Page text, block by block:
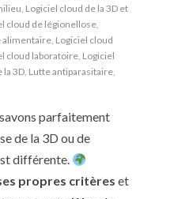
, Logiciel cloud de la 3D et
cloud de légionellose,
alimentaire, Logiciel cloud
cloud laboratoire, Logiciel
la 3D, Lutte antiparasitaire,
parfaitement
de la 3D ou de
différente.
propres critères et